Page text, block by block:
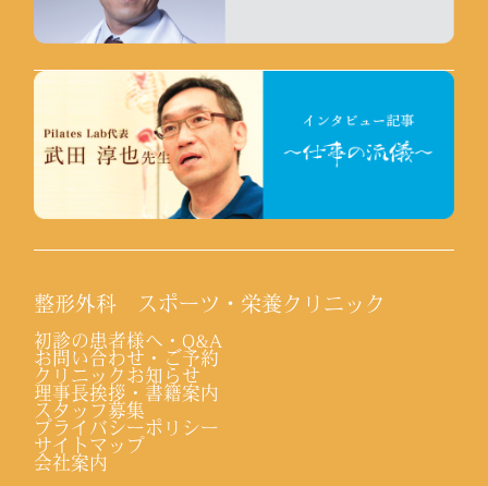
整形外科 スポーツ・栄養クリニック
初診の患者様へ・Q&A
お問い合わせ・ご予約
クリニックお知らせ
理事長挨拶・書籍案内
スタッフ募集
プライバシーポリシー
サイトマップ
会社案内